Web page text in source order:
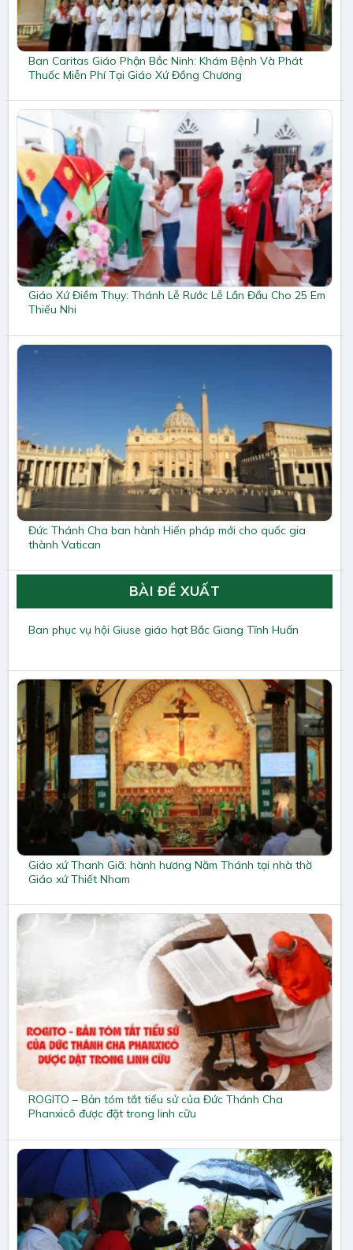
Ban Caritas Giáo Phận Bắc Ninh: Khám Bệnh Và Phát
Thuốc Miễn Phí Tại Giáo Xứ Đồng Chương
Giáo Xứ Điềm Thụy: Thánh Lễ Rước Lễ Lần Đầu Cho 25 Em
Thiếu Nhi
Đức Thánh Cha ban hành Hiến pháp mới cho quốc gia
thành Vatican
BÀI ĐỀ XUẤT
Ban phục vụ hội Giuse giáo hạt Bắc Giang Tĩnh Huấn
Giáo xứ Thanh Giã: hành hương Năm Thánh tại nhà thờ
Giáo xứ Thiết Nham
ROGITO – Bản tóm tắt tiểu sử của Đức Thánh Cha
Phanxicô được đặt trong linh cữu